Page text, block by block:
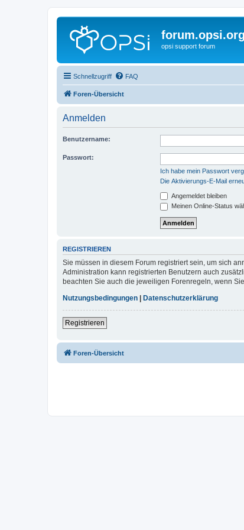
forum.opsi.org
opsi support forum
Schnellzugriff FAQ
Foren-Übersicht
Anmelden
Benutzername:
Passwort:
Ich habe mein Passwort
Die Aktivierungs-E-Mail
Angemeldet bleiben
Meinen Online-Status
REGISTRIEREN
Sie müssen in diesem Forum registriert sein, um sich
Administration kann registrierten Benutzern auch
beachten Sie auch die jeweiligen Forenregeln, wenn
Nutzungsbedingungen
Datenschutzerklärung
Registrieren
Foren-Übersicht